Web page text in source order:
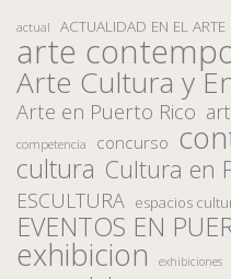
actual ACTUALIDAD EN EL ARTE
arte
Arte Cultura y
Arte en Puerto Rico
competencia concurso
cultura Cultura en
ESCULTURA espacios
EVENTOS EN
exhibicion exhibiciones